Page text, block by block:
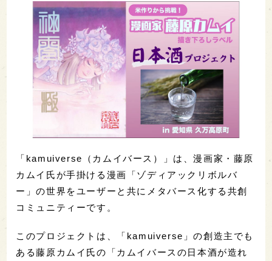
「kamuiverse（カムイバース）」は、漫画家・藤原
カムイ氏が手掛ける漫画「ゾディアックリボルバ
ー」の世界をユーザーと共にメタバース化する共創
コミュニティーです。
このプロジェクトは、「kamuiverse」の創造主でも
ある藤原カムイ氏の「カムイバースの日本酒が造れ